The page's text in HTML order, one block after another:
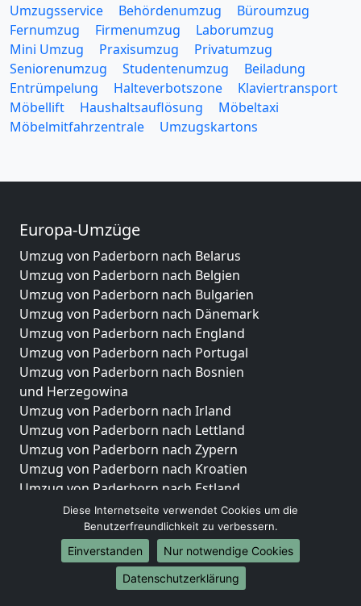
Umzugsservice Behördenumzug
Büroumzug
Fernumzug
Firmenumzug
Laborumzug
Mini Umzug
Praxisumzug
Privatumzug
Seniorenumzug
Studentenumzug
Beiladung
Entrümpelung
Halteverbotszone
Klaviertransport
Möbellift
Haushaltsauflösung
Möbeltaxi
Möbelmitfahrzentrale
Umzugskartons
Europa-Umzüge
Umzug von Paderborn nach Belarus
Umzug von Paderborn nach Belgien
Umzug von Paderborn nach Bulgarien
Umzug von Paderborn nach Dänemark
Umzug von Paderborn nach England
Umzug von Paderborn nach Portugal
Umzug von Paderborn nach Bosnien
und Herzegowina
Umzug von Paderborn nach Irland
Umzug von Paderborn nach Lettland
Umzug von Paderborn nach Zypern
Umzug von Paderborn nach Kroatien
Umzug von Paderborn nach Estland
Umzug von Paderborn nach Finnland
Umzug von Paderborn nach Frankreich
Umzug von Paderborn nach Griechenland
Umzug von Paderborn nach Italien
Umzug von Paderborn nach Liechtenstein
Diese Internetseite verwendet Cookies um die
Benutzerfreundlichkeit zu verbessern.
Einverstanden
Nur notwendige Cookies
Datenschutzerklärung